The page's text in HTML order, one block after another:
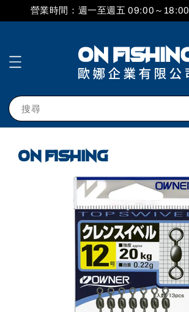
營業時間：週一至週五 09:00～18:00
搜尋